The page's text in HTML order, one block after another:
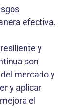
efectiva.
y
son
mercado y
y aplicar
el